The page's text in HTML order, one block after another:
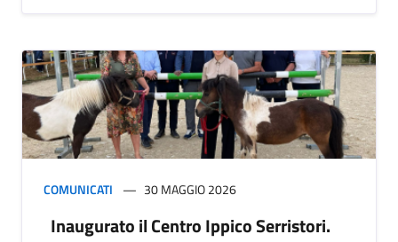
COMUNICATI 30 MAGGIO 2026
Inaugurato il Centro Ippico Serristori.